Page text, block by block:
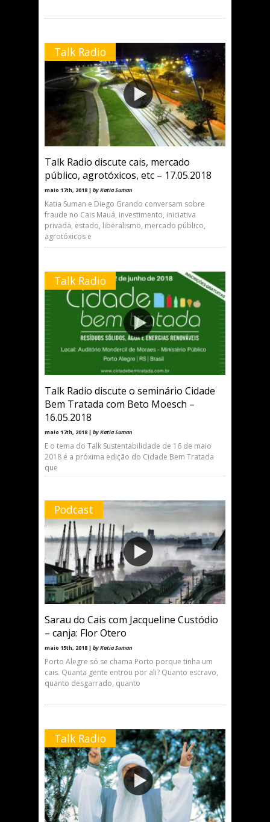
Talk Radio
Talk Radio discute cais, mercado
público, agrotóxicos, etc – 17.05.2018
maio 17th, 2018 | by Katia Suman
Katia Suman e Diego Grando conversam sobre
fraude no Cais Mauá, investimento, iniciativa
privada, estado, liberalismo, mercado público,
agrotóxicos e
Talk Radio
Talk Radio discute o seminário Cidade
Bem Tratada com Beto Moesch –
16.05.2018
maio 17th, 2018 | by Katia Suman
E o tema do Talk Sustentabilidade de 16 de maio
2018 é a próxima edição do Cidade Bem Tratada
que
Podcast
Sarau do Cais com Jacqueline Custódio
– canja: Flor Otero
maio 15th, 2018 | by Katia Suman
Porto Alegre só se chama Porto porque tinha um
cais. Quanta gente entrou por ali? Quanto escravo,
quanto desgarrado, quanto
Talk Radio